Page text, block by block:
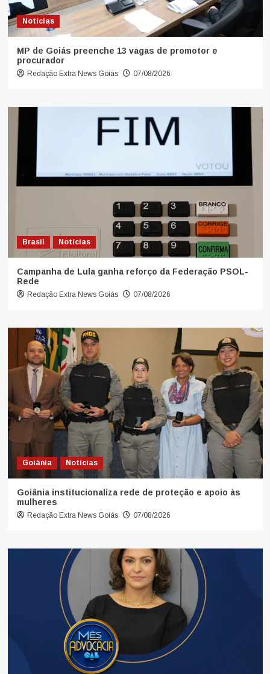
Notícias
MP de Goiás preenche 13 vagas de promotor e
procurador
Redação Extra News Goiás 07/08/2026
Brasil Notícias
Campanha de Lula ganha reforço da Federação PSOL-
Rede
Redação Extra News Goiás 07/08/2026
Goiânia Notícias
Goiânia institucionaliza rede de proteção e apoio às
mulheres
Redação Extra News Goiás 07/08/2026